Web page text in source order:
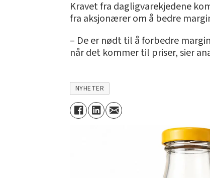
Kravet fra dagligvarekjedene
fra aksjonærer om å bedre
– De er nødt til å forbedre
når det kommer til priser, sier
NYHETER